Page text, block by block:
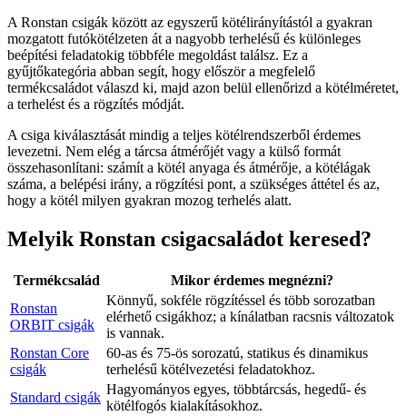
A Ronstan csigák között az egyszerű kötélirányítástól a gyakran
mozgatott futókötélzeten át a nagyobb terhelésű és különleges
beépítési feladatokig többféle megoldást találsz. Ez a
gyűjtőkategória abban segít, hogy először a megfelelő
termékcsaládot válaszd ki, majd azon belül ellenőrizd a kötélméretet,
a terhelést és a rögzítés módját.
A csiga kiválasztását mindig a teljes kötélrendszerből érdemes
levezetni. Nem elég a tárcsa átmérőjét vagy a külső formát
összehasonlítani: számít a kötél anyaga és átmérője, a kötélágak
száma, a belépési irány, a rögzítési pont, a szükséges áttétel és az,
hogy a kötél milyen gyakran mozog terhelés alatt.
Melyik Ronstan csigacsaládot keresed?
Termékcsalád
Mikor érdemes megnézni?
Ronstan
ORBIT csigák
Könnyű, sokféle rögzítéssel és több sorozatban
elérhető csigákhoz; a kínálatban racsnis változatok
is vannak.
Ronstan Core
csigák
60-as és 75-ös sorozatú, statikus és dinamikus
terhelésű kötélvezetési feladatokhoz.
Standard csigák
Hagyományos egyes, többtárcsás, hegedű- és
kötélfogós kialakításokhoz.